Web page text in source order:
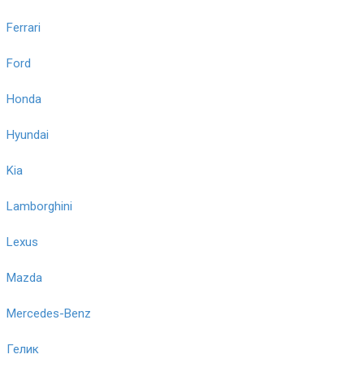
Ferrari
Ford
Honda
Hyundai
Kia
Lamborghini
Lexus
Mazda
Mercedes-Benz
Гелик